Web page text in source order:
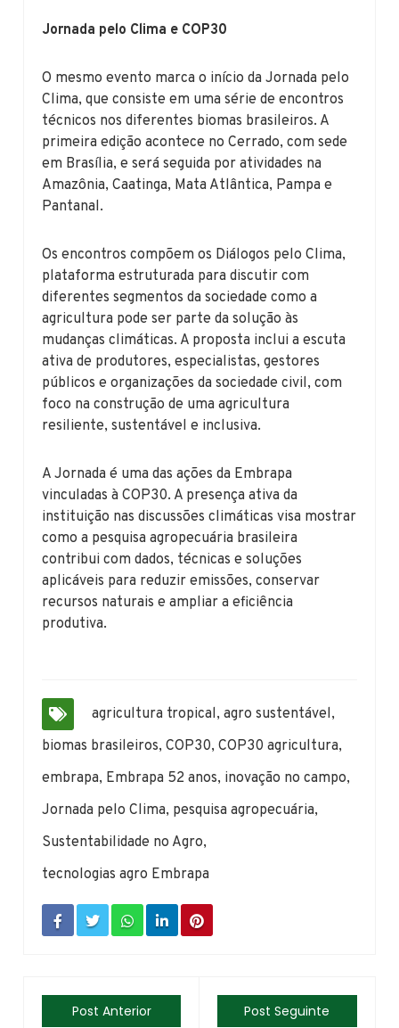
Jornada pelo Clima e COP30
O mesmo evento marca o início da Jornada pelo
Clima, que consiste em uma série de encontros
técnicos nos diferentes biomas brasileiros. A
primeira edição acontece no Cerrado, com sede
em Brasília, e será seguida por atividades na
Amazônia, Caatinga, Mata Atlântica, Pampa e
Pantanal.
Os encontros compõem os Diálogos pelo Clima,
plataforma estruturada para discutir com
diferentes segmentos da sociedade como a
agricultura pode ser parte da solução às
mudanças climáticas. A proposta inclui a escuta
ativa de produtores, especialistas, gestores
públicos e organizações da sociedade civil, com
foco na construção de uma agricultura
resiliente, sustentável e inclusiva.
A Jornada é uma das ações da Embrapa
vinculadas à COP30. A presença ativa da
instituição nas discussões climáticas visa mostrar
como a pesquisa agropecuária brasileira
contribui com dados, técnicas e soluções
aplicáveis para reduzir emissões, conservar
recursos naturais e ampliar a eficiência
produtiva.
agricultura tropical,agro sustentável,
biomas brasileiros,COP30,COP30 agricultura,
embrapa, Embrapa 52 anos, inovação no campo,
Jornada pelo Clima, pesquisa agropecuária,
Sustentabilidade no Agro,
tecnologias agro Embrapa
Post Anterior Post Seguinte